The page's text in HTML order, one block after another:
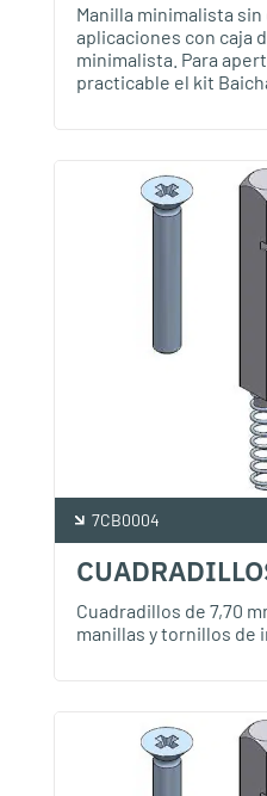
Manilla minimalista
aplicaciones con caja
minimalista. Para
practicable el kit
7CB0004
Cuadradillos de 7,70
manillas y tornillos de